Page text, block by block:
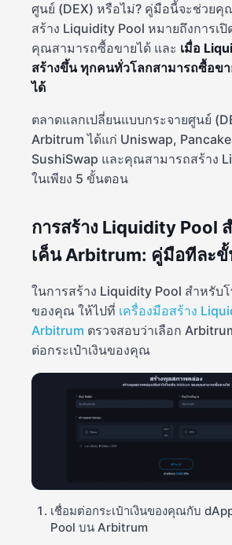
ศูนย์ (DEX) หรือไม่? คู่มือนี้จะช่วยคุ
สร้าง Liquidity Pool หมายถึงการเ
คุณสามารถซื้อขายได้ และ เมื่อ
สร้างขึ้น ทุกคนทั่วโลกสามารถซื้อข
ได้
ตลาดแลกเปลี่ยนแบบกระจายศูนย์
Arbitrum ได้แก่ Uniswap,
SushiSwap และคุณสามารถสร้าง
ในเพียง 5 ขั้นตอน
การสร้าง Liquidity Pool
เค็น Arbitrum: คู่มือทีละ
ในการสร้าง Liquidity Pool สำหรับ
ของคุณ ให้ไปที่ เครื่องมือสร้าง
Arbitrum ตรวจสอบว่าเลือก
ต่อกระเป๋าเงินของคุณ
เชื่อมต่อกระเป๋าเงินของคุณกับ
Pool บน Arbitrum